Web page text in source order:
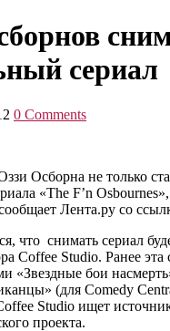
сериал
0 Comments
Осборна не только
«The F’n
Лента.ру со
что снимать сериал
Coffee Studio. Ранее эта
«Звездные бои
(для Comedy
Studio ищет
проекта.